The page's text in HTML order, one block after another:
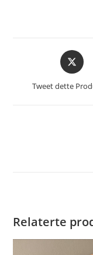
Åpnes
i
Tweet dette
Relaterte